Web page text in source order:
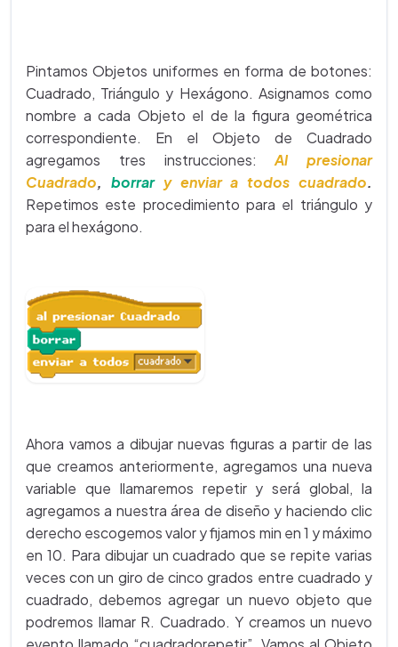
Pintamos Objetos uniformes en forma de botones:
Cuadrado, Triángulo y Hexágono. Asignamos como
nombre a cada Objeto el de la figura geométrica
correspondiente. En el Objeto de Cuadrado
agregamos tres instrucciones:Al presionar
Cuadrado, borrar y enviar a todos cuadrado.
Repetimos este procedimiento para el triángulo y
para el hexágono.
Ahora vamos a dibujar nuevas figuras a partir de las
que creamos anteriormente, agregamos una nueva
variable que llamaremos repetir y será global, la
agregamos a nuestra área de diseño y haciendo clic
derecho escogemos valor y fijamos min en 1 y máximo
en 10. Para dibujar un cuadrado que se repite varias
veces con un giro de cinco grados entre cuadrado y
cuadrado, debemos agregar un nuevo objeto que
podremos llamar R. Cuadrado. Y creamos un nuevo